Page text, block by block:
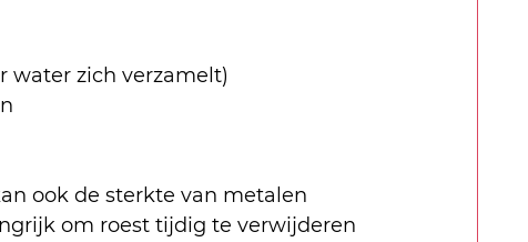
water zich verzamelt)
ook de sterkte van metalen
om roest tijdig te verwijderen